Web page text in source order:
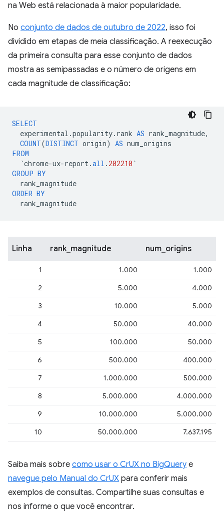
na Web está relacionada à maior popularidade.
No conjunto de dados de outubro de 2022, isso foi
dividido em etapas de meia classificação. A reexecução
da primeira consulta para esse conjunto de dados
mostra as semipassadas e o número de origens em
cada magnitude de classificação:
SELECT
experimental .popularity. rank AS rank_magnitude,
COUNT(DISTINCT origin) AS num_origins
FROM
`chrome-ux-report.all . 202210 `
GROUP BY
rank_magnitude
ORDER BY
rank_magnitude
Linha rank_magnitude num_origins
1 1.000
1.000
2
5.000
4.000
3
10.000
5.000
4
50.000
40.000
5
100.000
50.000
6
500.000
400.000
7
1.000.000
500.000
8
5.000.000
4.000.000
9
10.000.000
5.000.000
10
50.000.000 7.637.195
Saiba mais sobre como usar o CrUX no BigQuery e
navegue pelo Manual do CrUX para conferir mais
exemplos de consultas. Compartilhe suas consultas e
nos informe o que você encontrar.